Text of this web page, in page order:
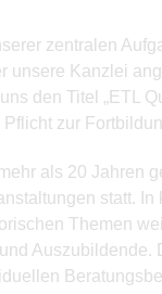
zentralen
unsere Kanzlei
den Titel „ETL
zur
als 20 Jahren
statt.
Themen